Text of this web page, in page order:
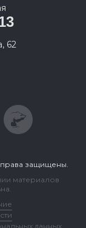
62
защищены.
материалов
данных